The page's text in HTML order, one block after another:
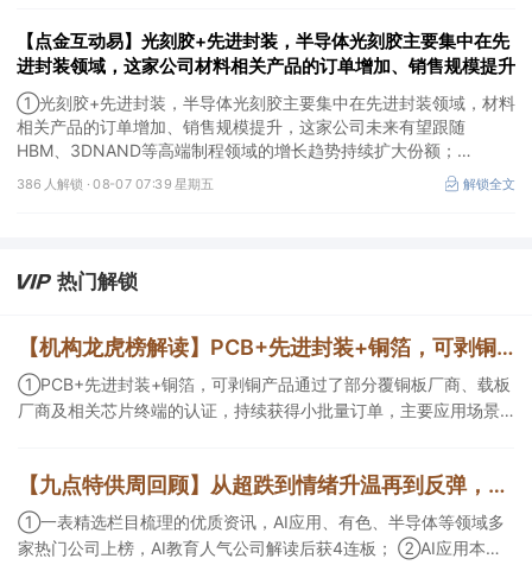
【点金互动易】光刻胶+先进封装，半导体光刻胶主要集中在先
进封装领域，这家公司材料相关产品的订单增加、销售规模提升
①光刻胶+先进封装，半导体光刻胶主要集中在先进封装领域，材料
相关产品的订单增加、销售规模提升，这家公司未来有望跟随
HBM、3DNAND等高端制程领域的增长趋势持续扩大份额；
②华为+高速连接器，这家公司是深耕连接器国产核心骨干，高速互
联产品已对接导入国内头部AI服务器厂商，深度绑定华为供应链。
386 人解锁 ·08-07 07:39 星期五 解锁全文
热门解锁
【机构龙虎榜解读】PCB+先进封装+铜箔，可剥铜产品通过了部分覆铜板厂商、载板厂商及相关芯片终端的认证，持续获得小批量订单，主要应用场景包括芯片封装光模块用PCB，机构大额净买入这家公司
①PCB+先进封装+铜箔，可剥铜产品通过了部分覆铜板厂商、载板
厂商及相关芯片终端的认证，持续获得小批量订单，主要应用场景
等方面具有丰富经验，具备承接细胞与基因治疗产品商业化受托生
产的合规资质，这家公司获净买入。
【九点特供周回顾】从超跌到情绪升温再到反弹，栏目梳理AI应用题材逻辑，AI教育人气公司解读后获4连板
①一表精选栏目梳理的优质资讯，AI应用、有色、半导体等领域多
家热门公司上榜，AI教育人气公司解读后获4连板； ②AI应用本周